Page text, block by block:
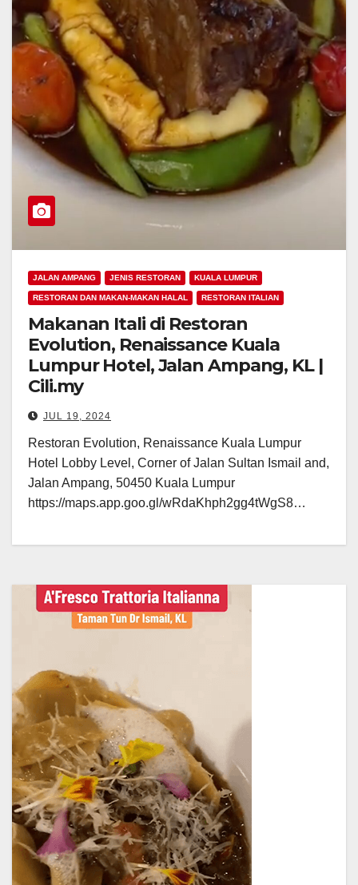
JALAN AMPANG JENIS RESTORAN KUALA LUMPUR
RESTORAN DAN MAKAN-MAKAN HALAL RESTORAN ITALIAN
Makanan Itali di Restoran
Evolution, Renaissance Kuala
Lumpur Hotel, Jalan Ampang, KL |
Cili.my
JUL 19, 2024
Restoran Evolution, Renaissance Kuala Lumpur
Hotel Lobby Level, Corner of Jalan Sultan Ismail and,
Jalan Ampang, 50450 Kuala Lumpur
https://maps.app.goo.gl/wRdaKhph2gg4tWgS8…